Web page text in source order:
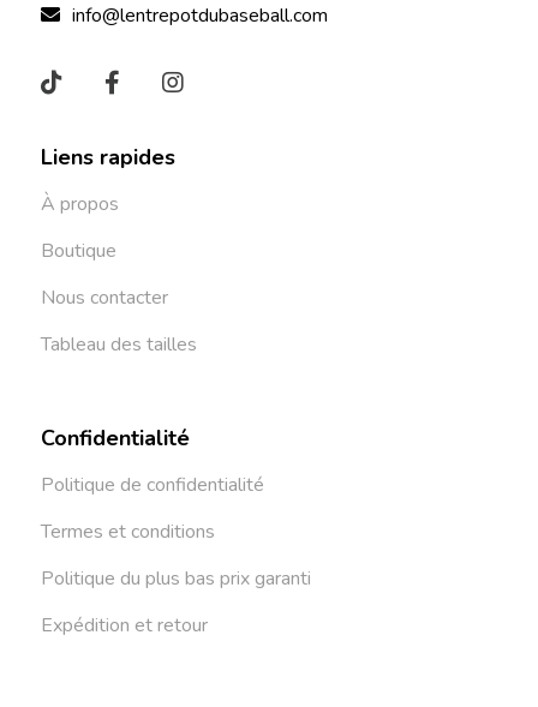
info@lentrepotdubaseball.com
Liens rapides
À propos
Boutique
Nous contacter
Tableau des tailles
Confidentialité
Politique de confidentialité
Termes et conditions
Politique du plus bas prix garanti
Expédition et retour